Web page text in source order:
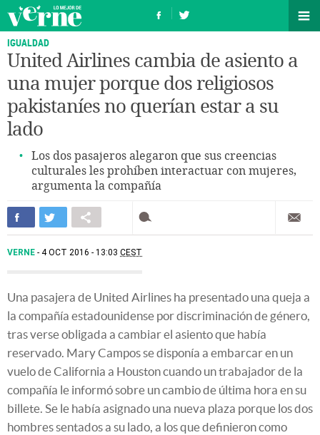
IGUALDAD
United Airlines cambia de asiento a
una mujer porque dos religiosos
pakistaníes no querían estar a su
lado
Los dos pasajeros alegaron que sus creencias
culturales les prohíben interactuar con mujeres,
argumenta la compañía
VERNE 4 OCT 2016 - 13:03 CEST
Una pasajera de United Airlines ha presentado una queja a
la compañía estadounidense por discriminación de género,
tras verse obligada a cambiar el asiento que había
reservado. Mary Campos se disponía a embarcar en un
vuelo de California a Houston cuando un trabajador de la
compañía le informó sobre un cambio de última hora en su
billete. Se le había asignado una nueva plaza porque los dos
hombres sentados a su lado, a los que definieron como